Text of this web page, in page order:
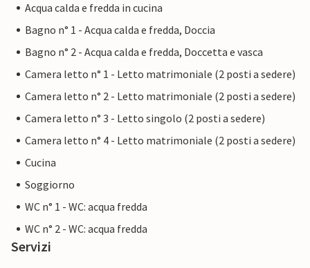
Acqua calda e fredda in cucina
Bagno n° 1 - Acqua calda e fredda, Doccia
Bagno n° 2 - Acqua calda e fredda, Doccetta e vasca
Camera letto n° 1 - Letto matrimoniale (2 posti a sedere)
Camera letto n° 2 - Letto matrimoniale (2 posti a sedere)
Camera letto n° 3 - Letto singolo (2 posti a sedere)
Camera letto n° 4 - Letto matrimoniale (2 posti a sedere)
Cucina
Soggiorno
WC n° 1 - WC: acqua fredda
WC n° 2 - WC: acqua fredda
Servizi